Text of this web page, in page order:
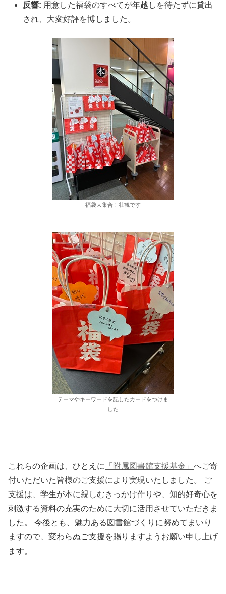
反響: 用意した福袋のすべてが年越しを待たずに貸出
され、大変好評を博しました。
福袋大集合！壮観です
テーマやキーワードを記したカードをつけま
した
これらの企画は、ひとえに 「附属図書館支援基金」 へご寄
付いただいた皆様のご支援により実現いたしました。 ご
支援は、学生が本に親しむきっかけ作りや、知的好奇心を
刺激する資料の充実のために大切に活用させていただきま
した。 今後とも、魅力ある図書館づくりに努めてまいり
ますので、変わらぬご支援を賜りますようお願い申し上げ
ます。